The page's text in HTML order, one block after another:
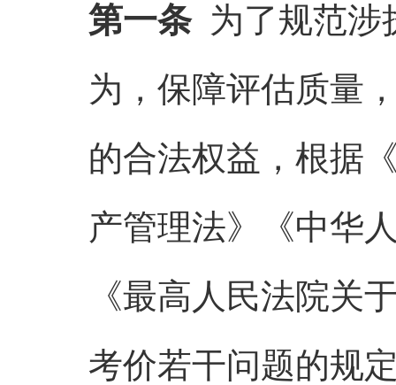
第一条 为了规范涉
为，保障评估质量
的合法权益，根据
产管理法》《中华
《最高人民法院关
考价若干问题的规